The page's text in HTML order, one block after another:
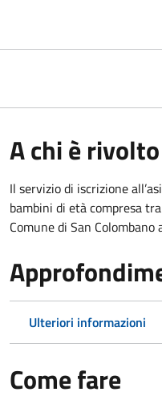
A chi è rivolto
Il servizio di iscrizione
bambini di età compresa
Comune di San Colombano
Ulteriori informazioni
Come fare